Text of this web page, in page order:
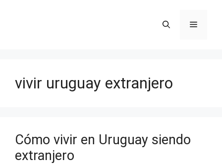
Menú
vivir uruguay extranjero
Cómo vivir en Uruguay siendo
extranjero